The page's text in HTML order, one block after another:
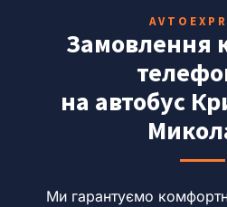
Замовлення
на автобус
Ми гарантуємо